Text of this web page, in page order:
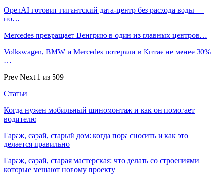
OpenAI готовит гигантский дата-центр без расхода воды —
но…
Mercedes превращает Венгрию в один из главных центров…
Volkswagen, BMW и Mercedes потеряли в Китае не менее 30%
…
Prev Next 1 из 509
Статьи
Когда нужен мобильный шиномонтаж и как он помогает
водителю
Гараж, сарай, старый дом: когда пора сносить и как это
делается правильно
Гараж, сарай, старая мастерская: что делать со строениями,
которые мешают новому проекту